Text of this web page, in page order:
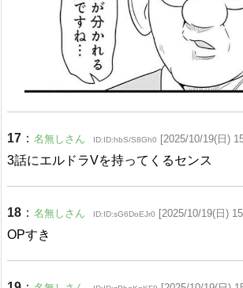
17 ： 名無しさん ID:ID:hbS/S8Gh0 [2025/10/19(日)
3話にエルドラVを持ってくるセンス
18 ： 名無しさん ID:ID:sG6DoEJr0 [2025/10/19(日)
OPすき